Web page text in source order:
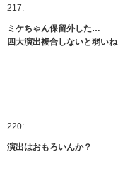
217:
ミケちゃん保留外した…
四大演出複合しないと弱いね
220:
演出はおもろいんか？